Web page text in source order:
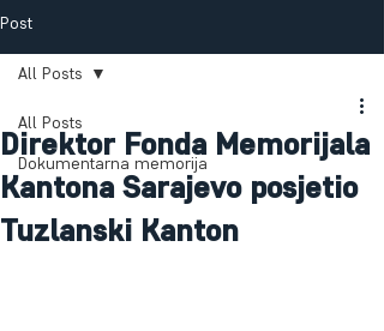
Post
All Posts
Dokumentarna memorija
All Posts
Direktor Fonda Memorijala
Kantona Sarajevo posjetio
Tuzlanski Kanton